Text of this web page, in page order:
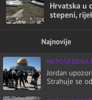
Hrvatska u
stepeni,
Najnovije
NEPOSREDNA
Jordan
Strahuje se